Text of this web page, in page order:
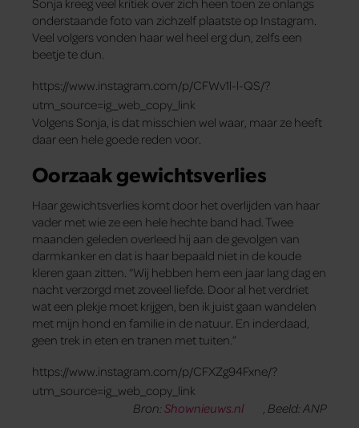
Sonja kreeg veel kritiek over zich heen toen ze onlangs
onderstaande foto van zichzelf plaatste op Instagram.
Veel volgers vonden haar wel heel erg dun, zelfs een
beetje te dun.
https://www.instagram.com/p/CFWv1l-l-QS/?
utm_source=ig_web_copy_link
Volgens Sonja, is dat misschien wel waar, maar ze heeft
daar een hele goede reden voor.
Oorzaak gewichtsverlies
Haar gewichtsverlies komt door het overlijden van haar
vader met wie ze een hele hechte band had. Twee
maanden geleden overleed hij aan de gevolgen van
darmkanker en dat is haar bepaald niet in de koude
kleren gaan zitten. “Wij hebben hem een jaar lang dag en
nacht verzorgd met zoveel liefde. Door al het verdriet
wat een plekje moet krijgen, ben ik juist gaan wandelen
met mijn hond en familie in de natuur. En inderdaad,
geen trek in eten en tranen met tuiten.”
https://www.instagram.com/p/CFXZg94Fxne/?
utm_source=ig_web_copy_link
Bron:Shownieuws.nl , Beeld: ANP